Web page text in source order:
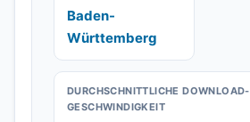
Baden-
Württemberg
DURCHSCHNITTLICHE DOWNLOAD-
GESCHWINDIGKEIT